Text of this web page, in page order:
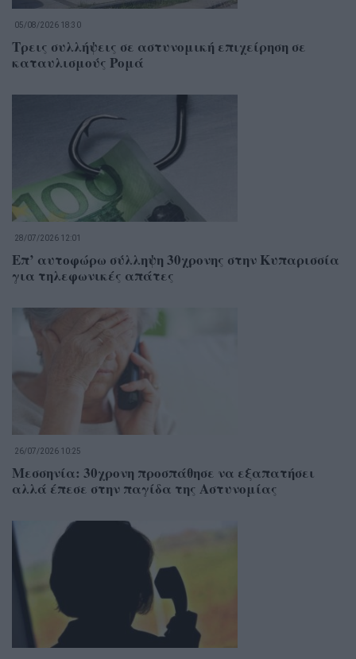
05/08/2026 18:30
Τρεις συλλήψεις σε αστυνομική επιχείρηση σε
καταυλισμούς Ρομά
28/07/2026 12:01
Επ’ αυτοφώρω σύλληψη 30χρονης στην Κυπαρισσία
για τηλεφωνικές απάτες
26/07/2026 10:25
Μεσσηνία: 30χρονη προσπάθησε να εξαπατήσει
αλλά έπεσε στην παγίδα της Αστυνομίας